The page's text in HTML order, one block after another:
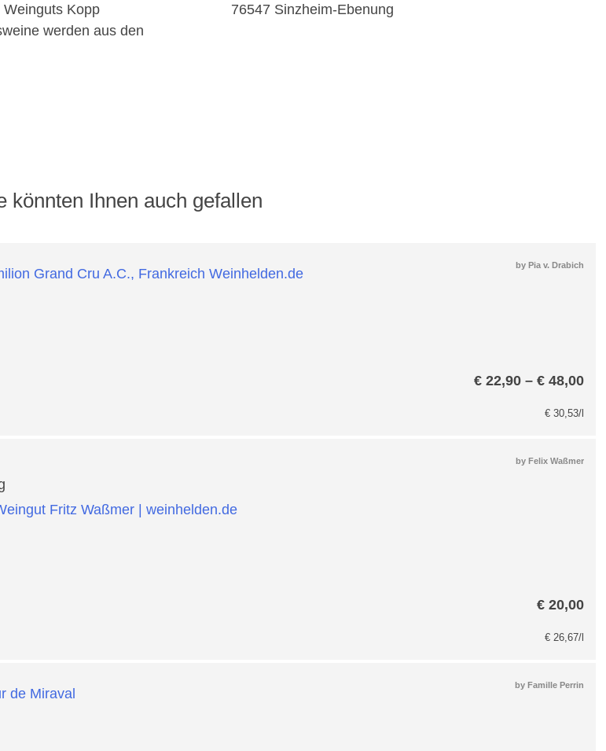
Kopp
werden aus den
76547 Sinzheim-Ebenung
könnten Ihnen auch gefallen
by Pia v. Drabich
€22,90 – €48,00
bis
€30,53/l
by Felix Waßmer
€20,00
€26,67/l
by Famille Perrin